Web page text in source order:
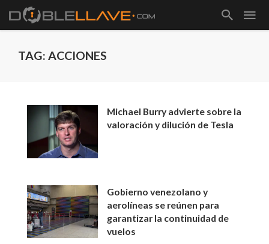
TAG: ACCIONES
Michael Burry advierte sobre la
valoración y dilución de Tesla
Gobierno venezolano y
aerolíneas se reúnen para
garantizar la continuidad de
vuelos